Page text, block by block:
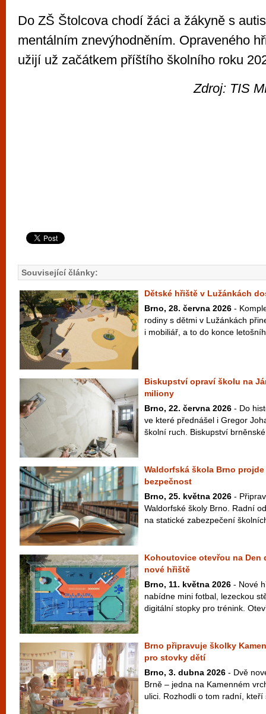
Do ZŠ Štolcova chodí žáci a žákyně s
mentálním znevýhodněním. Opraveného
užijí už začátkem příštího školního roku
Zdroj: TIS
Související články:
Dětské hřiště v Lužánkách
Brno, 28. června 2026 -
rodiny s dětmi v Lužánkách
i mobiliář, a to do konce
Biskupství opraví školu na
miliony
Brno, 22. června 2026 - Do
ve které přednášel i Gregor
školní ruch. Biskupství
Waldorfská škola Brno
bezpečnost
Brno, 25. května 2026 -
Waldorfské školy Brno. Radní
na statické zabezpečení
Kohoutovice otevřou na Den
nové hřiště
Brno, 11. května 2026 - Nové
nabídne mini fotbal, lezeckou
digitální stopky pro trénink.
Brno připravuje školky
pro stovky dětí
Brno, 3. dubna 2026 - Dvě
Brně – jedna na Kamenném
ulici. Rozhodli o tom radní, kteří